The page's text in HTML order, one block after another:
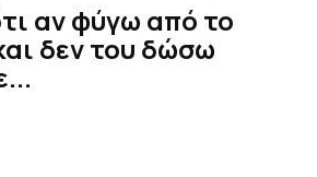
αν φύγω από το
δεν του δώσω